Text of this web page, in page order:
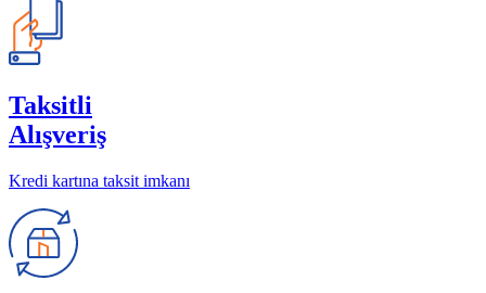
Taksitli
Alışveriş
Kredi kartına taksit imkanı